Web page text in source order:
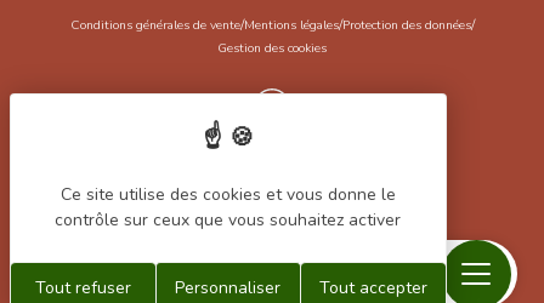
Recherche Contact Mon Mon Menu
Conditions générales de vente/Mentions légales/Protection des données/
Gestion des cookies
Réalisation Koredge
Ce site utilise des cookies et vous donne le
contrôle sur ceux que vous souhaitez activer
Tout accepter
Tout refuser Personnaliser